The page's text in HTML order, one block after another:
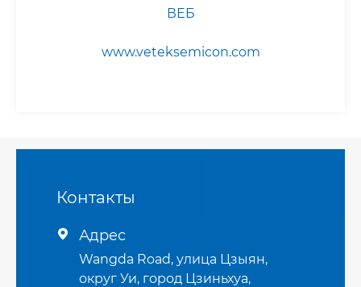
ВЕБ
www.veteksemicon.com
Контакты
 Адрес
Wangda Road, улица Цзыян,
округ Уи, город Цзиньхуа,